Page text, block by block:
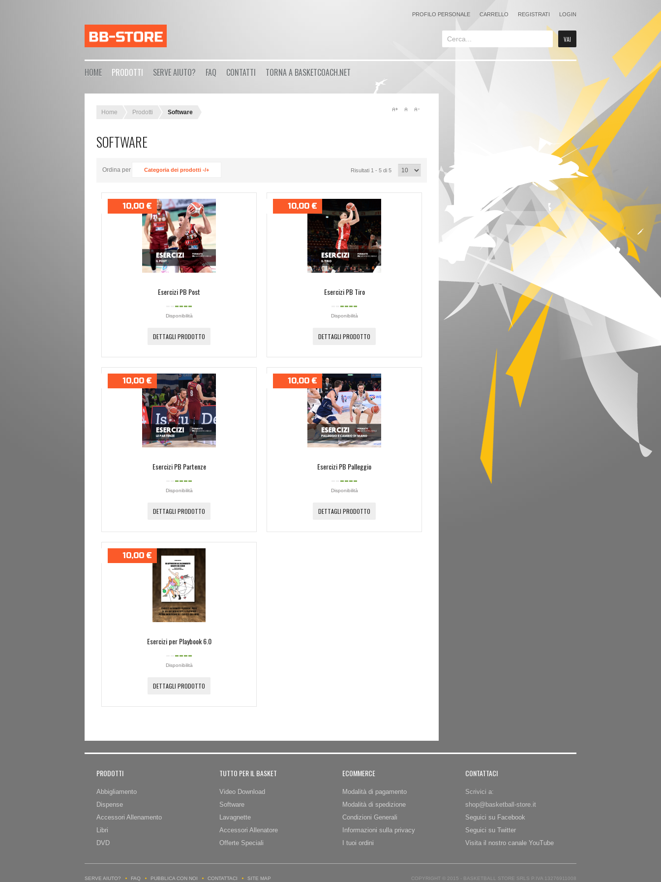
PROFILO PERSONALE CARRELLO REGISTRATI LOGIN
HOME PRODOTTI SERVE AIUTO? FAQ CONTATTI TORNA A BASKETCOACH.NET
Home Prodotti Software
SOFTWARE
Ordina per Categoria dei prodotti -/+ Risultati 1 - 5 di 5
10,00 €
Esercizi PB Post
Disponibilità
DETTAGLI PRODOTTO
10,00 €
Esercizi PB Tiro
Disponibilità
DETTAGLI PRODOTTO
10,00 €
Esercizi PB Partenze
Disponibilità
DETTAGLI PRODOTTO
10,00 €
Esercizi PB Palleggio
Disponibilità
DETTAGLI PRODOTTO
10,00 €
Esercizi per Playbook 6.0
Disponibilità
DETTAGLI PRODOTTO
PRODOTTI
Abbigliamento
Dispense
Accessori Allenamento
Libri
DVD
TUTTO PER IL BASKET
Video Download
Software
Lavagnette
Accessori Allenatore
Offerte Speciali
ECOMMERCE
Modalità di pagamento
Modalità di spedizione
Condizioni Generali
Informazioni sulla privacy
I tuoi ordini
CONTATTACI
Scrivici a:
shop@basketball-store.it
Seguici su Facebook
Seguici su Twitter
Visita il nostro canale YouTube
SERVE AIUTO? FAQ PUBBLICA CON NOI CONTATTACI SITE MAP COPYRIGHT © 2015 - BASKETBALL STORE SRLS P.IVA 13276911008
LoginorRegistrati